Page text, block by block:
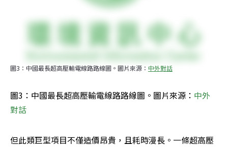
圖3：中國最長超高壓輸電線路路線圖。圖片來源： 中外對話
圖3：中國最長超高壓輸電線路路線圖。圖片來源： 中外
對話
但此類巨型項目不僅造價昂貴，且耗時漫長。一條超高壓